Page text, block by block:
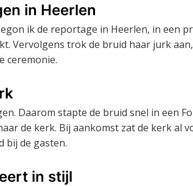
in Heerlen
ik de reportage in Heerlen, in een
Vervolgens trok de bruid haar jurk
ceremonie.
Daarom stapte de bruid snel in een
de kerk. Bij aankomst zat de kerk al
bij de gasten.
in stijl